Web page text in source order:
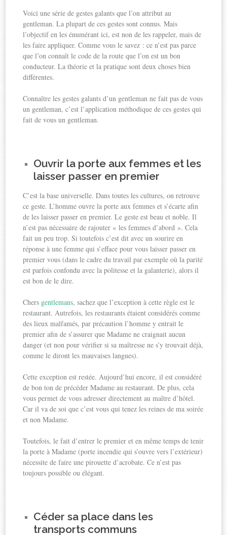
Voici une série de gestes galants que l’on attribut au
gentleman. La plupart de ces gestes sont connus. Mais
l’objectif en les énumérant ici, est non de les rappeler, mais de
les faire appliquer. Comme vous le savez : ce n’est pas parce
que l’on connaît le code de la route que l’on est un bon
conducteur. La théorie et la pratique sont deux choses bien
différentes.
Connaître les gestes galants d’un gentleman ne fait pas de vous
un gentleman, c’est l’application méthodique de ces gestes qui
fait de vous un gentleman.
Ouvrir la porte aux femmes et les
laisser passer en premier
C’est la base universelle. Dans toutes les cultures, on retrouve
ce geste. L’homme ouvre la porte aux femmes et s’écarte afin
de les laisser passer en premier. Le geste est beau et noble. Il
n’est pas nécessaire de rajouter « les femmes d’abord ». Cela
fait un peu trop. Si toutefois c’est dit avec un sourire en
réponse à une femme qui s’efface pour vous laisser passer en
premier vous (dans le cadre du travail par exemple où la parité
est parfois confondu avec la politesse et la galanterie), alors il
est bon de le dire.
Chers gentlemans, sachez que l’exception à cette règle est le
restaurant. Autrefois, les restaurants étaient considérés comme
des lieux malfamés, par précaution l’homme y entrait le
premier afin de s’assurer que Madame ne craignait aucun
danger (et non pour vérifier si sa maîtresse ne s’y trouvait déjà,
comme le diront les mauvaises langues).
Cette exception est restée. Aujourd’hui encore, il est considéré
de bon ton de précéder Madame au restaurant. De plus, cela
vous permet de vous adresser directement au maître d’hôtel.
Car il va de soi que c’est vous qui tenez les reines de ma soirée
et non Madame.
Toutefois, le fait d’entrer le premier et en même temps de tenir
la porte à Madame (porte incendie qui s’ouvre vers l’extérieur)
nécessite de faire une pirouette d’acrobate. Ce n’est pas
toujours possible ou élégant.
Céder sa place dans les
transports communs